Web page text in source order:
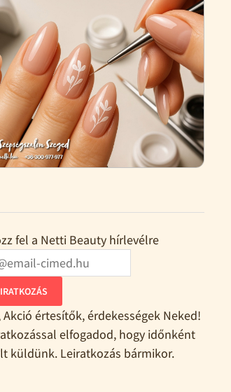
fel a Netti Beauty hírlevélre
Akció értesítők, érdekességek Neked!
elfogadod, hogy időnként
küldünk. Leiratkozás bármikor.